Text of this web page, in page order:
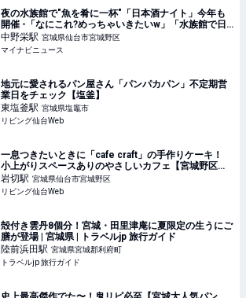
夜の水族館で"魚を肴に一杯"「日本酒ナイト」今年も
開催 -「なにこれ?めっちゃいきたいw」「水族館で日
本酒とか最高やないかー!!」と話題に
中野栄駅 宮城県仙台市宮城野区
マイナビニュース
地元に愛されるパン屋さん「パンパカパン」不定期営
業日をチェック【塩釜】
東塩釜駅 宮城県塩竈市
リビング仙台Web
一息つきたいときに「cafe craft」の手作りケーキ！
小上がりスペースありのやさしいカフェ【宮城野区鶴
ケ谷】
岩切駅 宮城県仙台市宮城野区
リビング仙台Web
殻付き雲丹8個分！宮城・田里津庵に夏限定の生うにご
膳が登場 | 宮城県 | トラベルjp 旅行ガイド
陸前浜田駅 宮城県宮城郡利府町
トラベルjp 旅行ガイド